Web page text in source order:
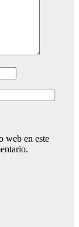
web en este